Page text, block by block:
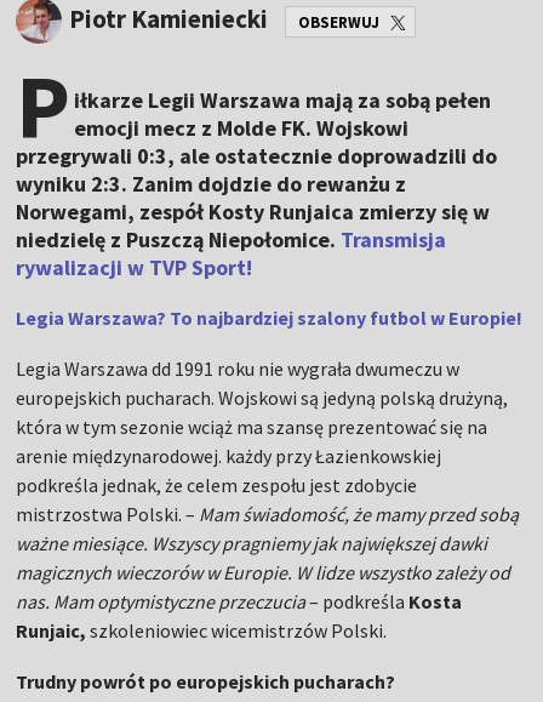
Piotr Kamieniecki OBSERWUJ
P iłkarze Legii Warszawa mają za sobą pełen
emocji mecz z Molde FK. Wojskowi
przegrywali 0:3, ale ostatecznie doprowadzili do
wyniku 2:3. Zanim dojdzie do rewanżu z
Norwegami, zespół Kosty Runjaica zmierzy się w
niedzielę z Puszczą Niepołomice. Transmisja
rywalizacji w TVP Sport!
Legia Warszawa? To najbardziej szalony futbol w Europie!
Legia Warszawa dd 1991 roku nie wygrała dwumeczu w
europejskich pucharach. Wojskowi są jedyną polską drużyną,
która w tym sezonie wciąż ma szansę prezentować się na
arenie międzynarodowej. każdy przy Łazienkowskiej
podkreśla jednak, że celem zespołu jest zdobycie
mistrzostwa Polski. – Mam świadomość, że mamy przed sobą
ważne miesiące. Wszyscy pragniemy jak największej dawki
magicznych wieczorów w Europie. W lidze wszystko zależy od
nas. Mam optymistyczne przeczucia– podkreśla Kosta
Runjaic,szkoleniowiec wicemistrzów Polski.
Trudny powrót po europejskich pucharach?